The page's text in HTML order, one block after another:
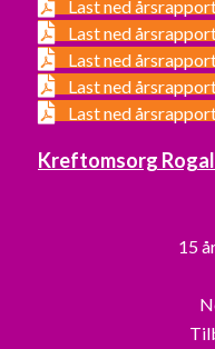
Last ned
Last ned
Last ned
Last ned
Last ned
Kreftomsorg
15